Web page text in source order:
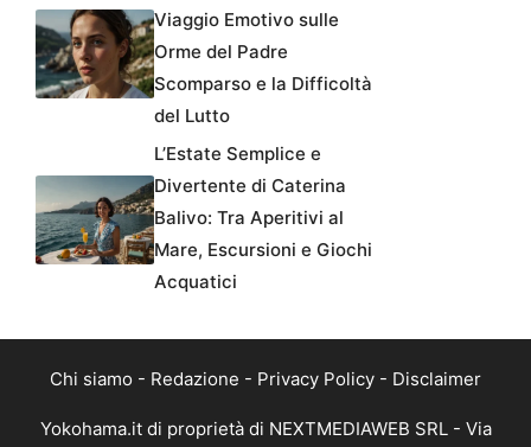
Viaggio Emotivo sulle
Orme del Padre
Scomparso e la Difficoltà
del Lutto
L’Estate Semplice e
Divertente di Caterina
Balivo: Tra Aperitivi al
Mare, Escursioni e Giochi
Acquatici
Chi siamo - Redazione - Privacy Policy - Disclaimer
Yokohama.it di proprietà di NEXTMEDIAWEB SRL - Via